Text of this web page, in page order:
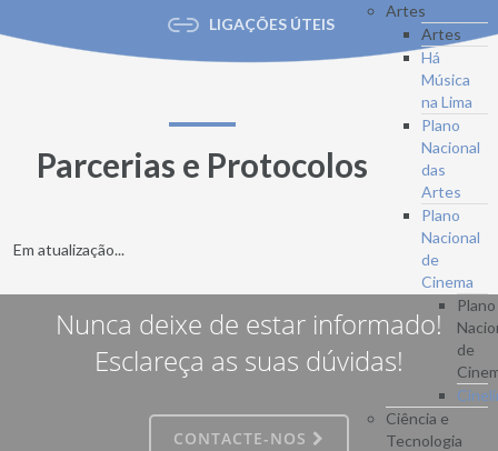
Artes
Artes
Há
Música
na Lima
Plano
Nacional
das
Artes
Plano
Nacional
de
Cinema
Plano
de
Ciência e
Tecnologia
LIGAÇÕES ÚTEIS
Parcerias e Protocolos
Em atualização...
Nunca deixe de estar informado!
Esclareça as suas dúvidas!
CONTACTE-NOS